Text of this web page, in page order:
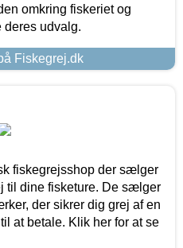
omkring fiskeriet og
deres udvalg.
Fiskegrej.dk
fiskegrejsshop der sælger
til dine fisketure. De sælger
der sikrer dig grej af en
at betale. Klik her for at se